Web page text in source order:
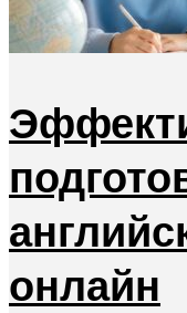
онлайн